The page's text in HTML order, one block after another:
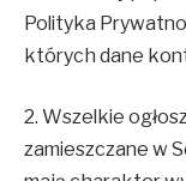
Polityka
których dane
2. Wszelkie
zamieszczane w